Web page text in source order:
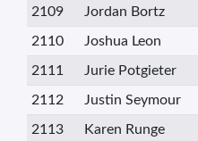
2109 Jordan Bortz
2110 Joshua Leon
2111 Jurie Potgieter
2112 Justin Seymour
2113 Karen Runge